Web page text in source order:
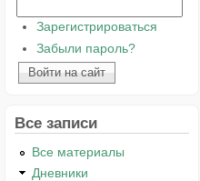
Зарегистрироваться
Забыли пароль?
Все записи
Все материалы
Дневники